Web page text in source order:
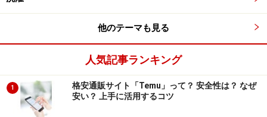
他のテーマも見る
人気記事ランキング
1
格安通販サイト「Temu」って？ 安全性は？ なぜ
安い？ 上手に活用するコツ